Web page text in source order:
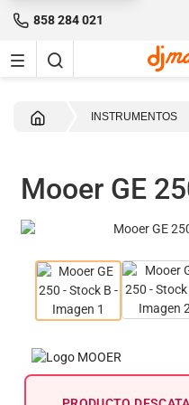
858 284 021
INSTRUMENTOS
Mooer GE